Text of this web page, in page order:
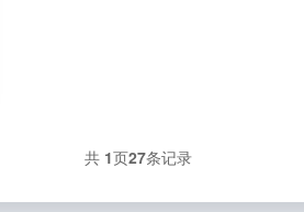
共 1页27条记录